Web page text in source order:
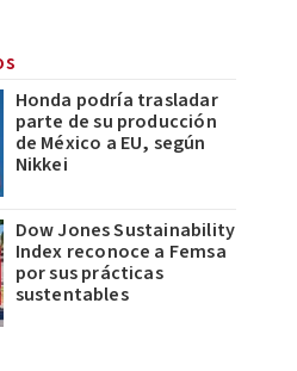
Honda podría trasladar
parte de su producción
de México a EU, según
Nikkei
Dow Jones Sustainability
Index reconoce a Femsa
por sus prácticas
sustentables